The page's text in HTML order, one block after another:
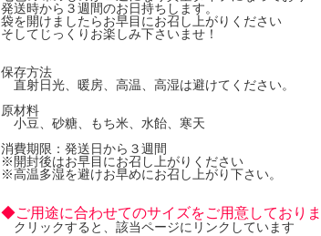
発送時から３週間のお日持ちします。
袋を開けましたらお早目にお召し上がりください
そしてじっくりお楽しみ下さいませ！
保存方法
直射日光、暖房、高温、高湿は避けてください。
原材料
小豆、砂糖、もち米、水飴、寒天
消費期限：発送日から３週間
※開封後はお早目にお召し上がりください
※高温多湿を避けお早めにお召し上がり下さい。
◆ご用途に合わせてのサイズをご用意しており
クリックすると、該当ページにリンクしています